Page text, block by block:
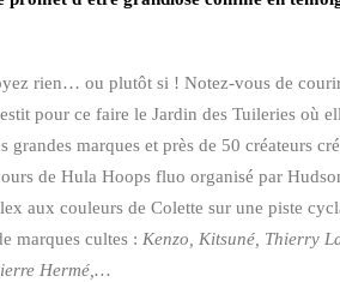
rien… ou plutôt si ! Notez-vous de
pour ce faire le Jardin des Tuileries où
marques et près de 50 créateurs
de Hula Hoops fluo organisé par
aux couleurs de Colette sur une piste
marques cultes : Kenzo, Kitsuné, Thierry
Hermé,…